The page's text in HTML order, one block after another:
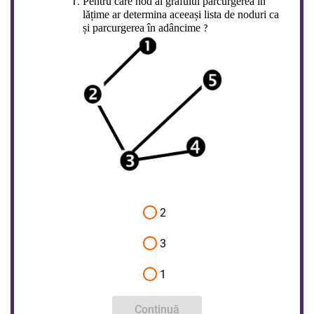
lățime ar determina aceeași lista de noduri ca
și parcurgerea în adâncime ?
2
3
1
Continuă